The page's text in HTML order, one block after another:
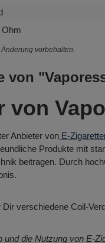
Ohm
vorbehalten.
von
von
Anbieter von E-
Produkte mit
beitragen. Durch
verschiedene Coil-
die Nutzung von E-